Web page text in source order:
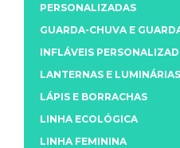
PERSONALIZADAS
GUARDA-CHUVA E
INFLÁVEIS
LANTERNAS E LUMINÁRIAS
LÁPIS E BORRACHAS
LINHA ECOLÓGICA
LINHA FEMININA